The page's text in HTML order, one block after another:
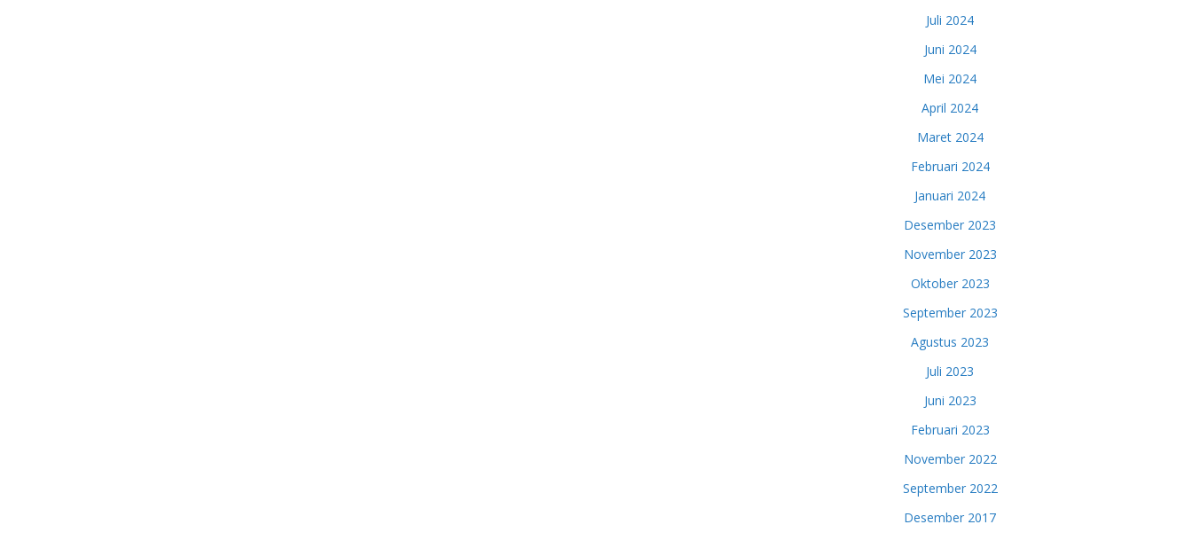
Juli 2024
Juni 2024
Mei 2024
April 2024
Maret 2024
Februari 2024
Januari 2024
Desember 2023
November 2023
Oktober 2023
September 2023
Agustus 2023
Juli 2023
Juni 2023
Februari 2023
November 2022
September 2022
Desember 2017